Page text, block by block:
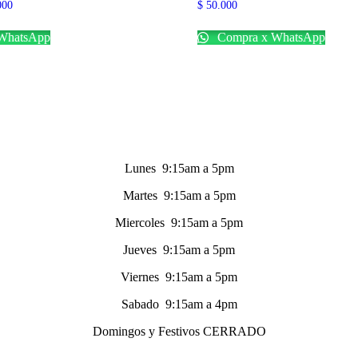
Rango
precios:
desde
$50.000
Compra x WhatsApp
Lunes 9:15am a 5pm
Martes 9:15am a 5pm
Miercoles 9:15am a 5pm
Jueves 9:15am a 5pm
Viernes 9:15am a 5pm
Sabado 9:15am a 4pm
Domingos y Festivos CERRADO